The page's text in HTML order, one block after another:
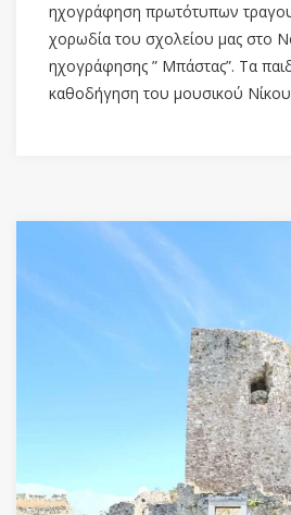
ηχογράφηση πρωτότυπων
χορωδία του σχολείου μας στο
ηχογράφησης ” Μπάστας”. Τα
καθοδήγηση του μουσικού